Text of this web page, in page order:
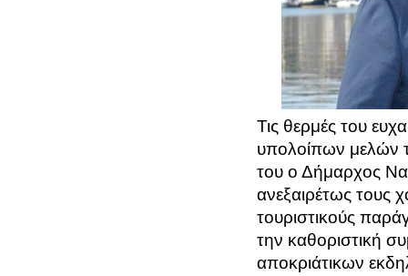
Τις θερμές του
υπολοίπων μελών
του ο Δήμαρχος
ανεξαιρέτως τους
τουριστικούς
την καθοριστική
αποκριάτικων